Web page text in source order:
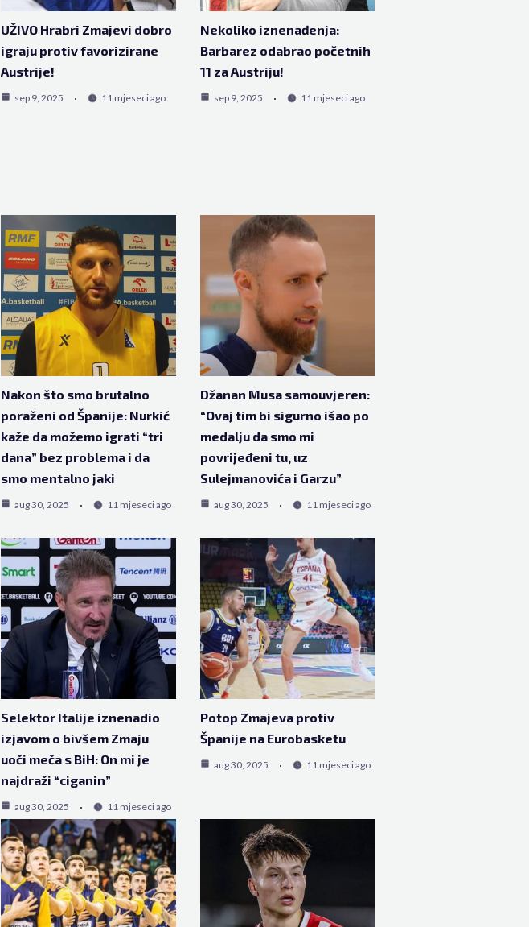
UŽIVO Hrabri Zmajevi dobro
igraju protiv favorizirane
Austrije!
sep 9, 2025 11 mjeseci ago
Nekoliko iznenađenja:
Barbarez odabrao početnih
11 za Austriju!
sep 9, 2025 11 mjeseci ago
Nakon što smo brutalno
poraženi od Španije: Nurkić
kaže da možemo igrati “tri
dana” bez problema i da
smo mentalno jaki
aug 30, 2025 11 mjeseci ago
Džanan Musa samouvjeren:
“Ovaj tim bi sigurno išao po
medalju da smo mi
povrijeđeni tu, uz
Sulejmanovića i Garzu”
aug 30, 2025 11 mjeseci ago
Selektor Italije iznenadio
izjavom o bivšem Zmaju
uoči meča s BiH: On mi je
najdraži “ciganin”
aug 30, 2025 11 mjeseci ago
Potop Zmajeva protiv
Španije na Eurobasketu
aug 30, 2025 11 mjeseci ago